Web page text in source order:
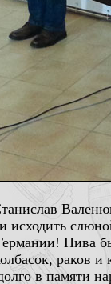
исходить
Пива
раков
в памяти